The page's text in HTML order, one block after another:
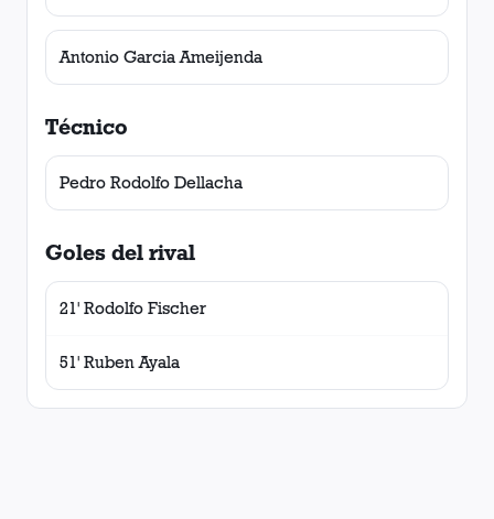
Antonio Garcia Ameijenda
Técnico
Pedro Rodolfo Dellacha
Goles del rival
21' Rodolfo Fischer
51' Ruben Ayala